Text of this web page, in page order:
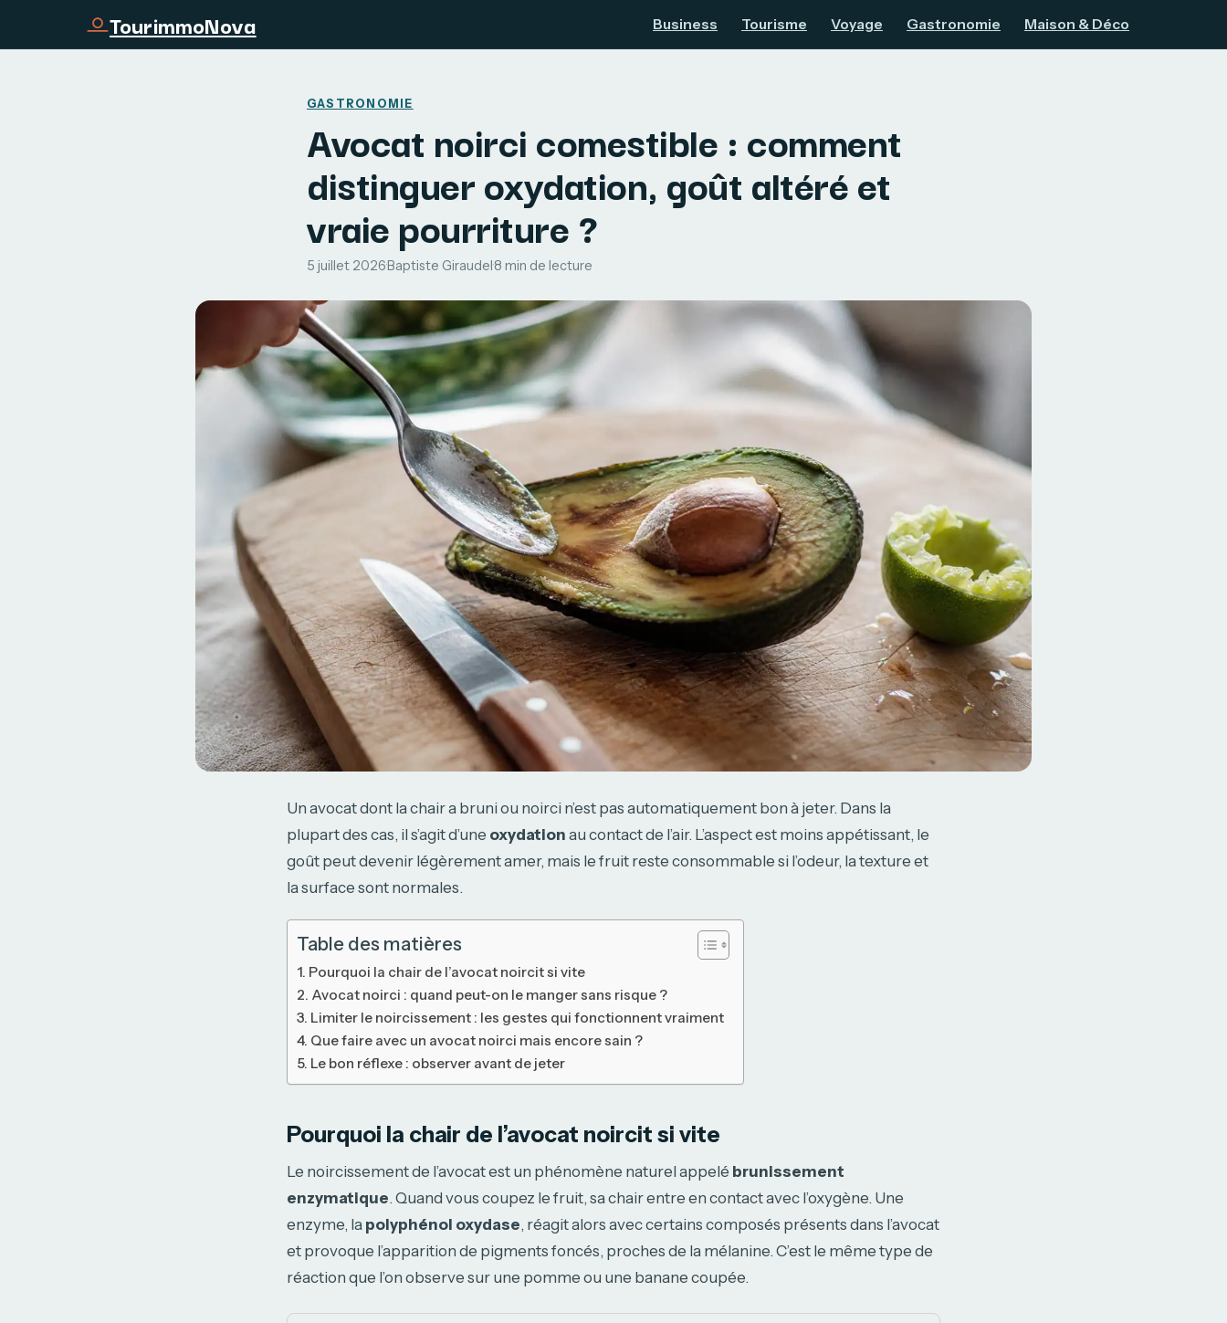
TourimmoNova Business Tourisme Voyage Gastronomie Maison & Déco
GASTRONOMIE
Avocat noirci comestible : comment
distinguer oxydation, goût altéré et
vraie pourriture ?
5 juillet 2026·Baptiste Giraudel ·8 min de lecture
Un avocat dont la chair a bruni ou noirci n’est pas automatiquement bon à jeter. Dans la
plupart des cas, il s’agit d’une oxydation au contact de l’air. L’aspect est moins appétissant, le
goût peut devenir légèrement amer, mais le fruit reste consommable si l’odeur, la texture et
la surface sont normales.
Table des matières
Pourquoi la chair de l’avocat noircit si vite
Avocat noirci : quand peut-on le manger sans risque ?
Limiter le noircissement : les gestes qui fonctionnent vraiment
Que faire avec un avocat noirci mais encore sain ?
Le bon réflexe : observer avant de jeter
Pourquoi la chair de l’avocat noircit si vite
Le noircissement de l’avocat est un phénomène naturel appelé brunissement
enzymatique. Quand vous coupez le fruit, sa chair entre en contact avec l’oxygène. Une
enzyme, la polyphénol oxydase, réagit alors avec certains composés présents dans l’avocat
et provoque l’apparition de pigments foncés, proches de la mélanine. C’est le même type de
réaction que l’on observe sur une pomme ou une banane coupée.